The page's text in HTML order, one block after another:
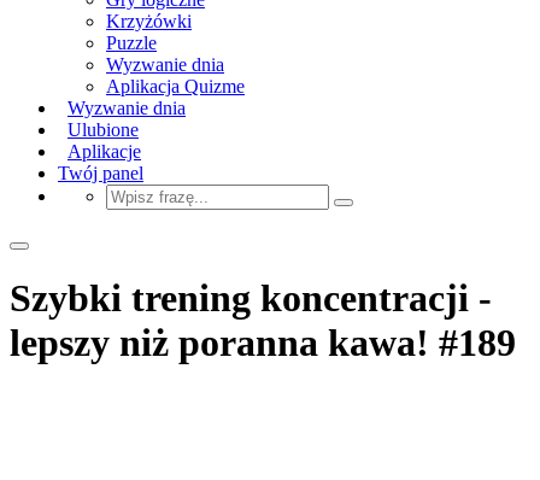
Krzyżówki
Puzzle
Wyzwanie dnia
Aplikacja Quizme
Wyzwanie dnia
Ulubione
Aplikacje
Twój panel
Szybki trening koncentracji -
lepszy niż poranna kawa! #189